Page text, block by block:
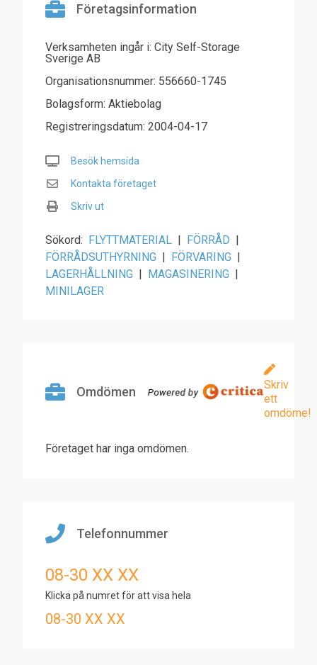
Företagsinformation
Verksamheten ingår i: City Self-Storage
Sverige AB
Organisationsnummer: 556660-1745
Bolagsform: Aktiebolag
Registreringsdatum: 2004-04-17
Besök hemsida
Kontakta företaget
Skriv ut
Sökord: FLYTTMATERIAL | FÖRRÅD |
FÖRRÅDSUTHYRNING | FÖRVARING |
LAGERHÅLLNING | MAGASINERING |
MINILAGER
Omdömen
Skriv
ett
omdöme!
Företaget har inga omdömen.
Telefonnummer
08-30 XX XX
Klicka på numret för att visa hela
08-30 XX XX